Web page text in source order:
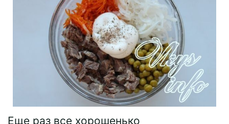
Еще раз все хорошенько